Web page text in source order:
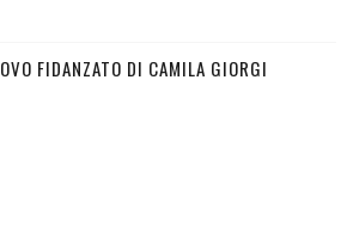
FIDANZATO DI CAMILA GIORGI